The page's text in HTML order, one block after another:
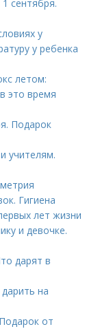
сентября.
у
у ребенка
летом:
это время
Подарок
учителям.
Гигиена
лет жизни
и девочке.
дарят в
на
от